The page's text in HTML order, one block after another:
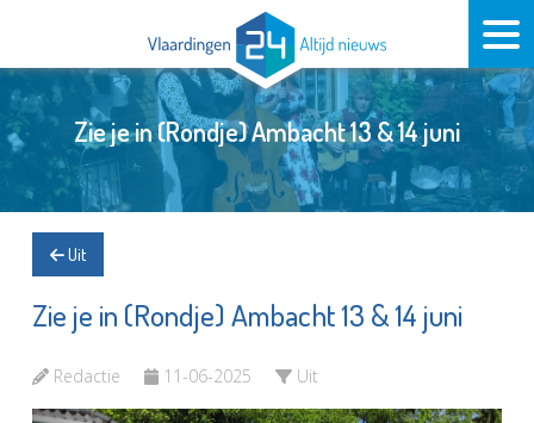
Zie je in (Rondje) Ambacht 13 & 14 juni
Uit
Zie je in (Rondje) Ambacht 13 & 14 juni
Redactie 11-06-2025 Uit